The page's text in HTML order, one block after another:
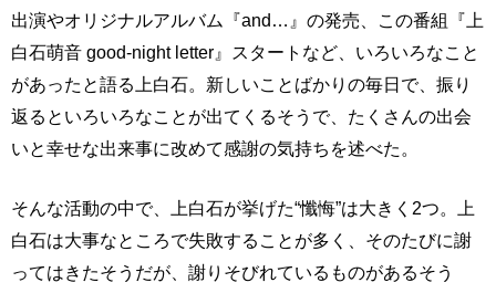
出演やオリジナルアルバム『and…』の発売、この番組『上
白石萌音 good-night letter』スタートなど、いろいろなこと
があったと語る上白石。新しいことばかりの毎日で、振り
返るといろいろなことが出てくるそうで、たくさんの出会
いと幸せな出来事に改めて感謝の気持ちを述べた。
そんな活動の中で、上白石が挙げた“懺悔”は大きく2つ。上
白石は大事なところで失敗することが多く、そのたびに謝
ってはきたそうだが、謝りそびれているものがあるそう